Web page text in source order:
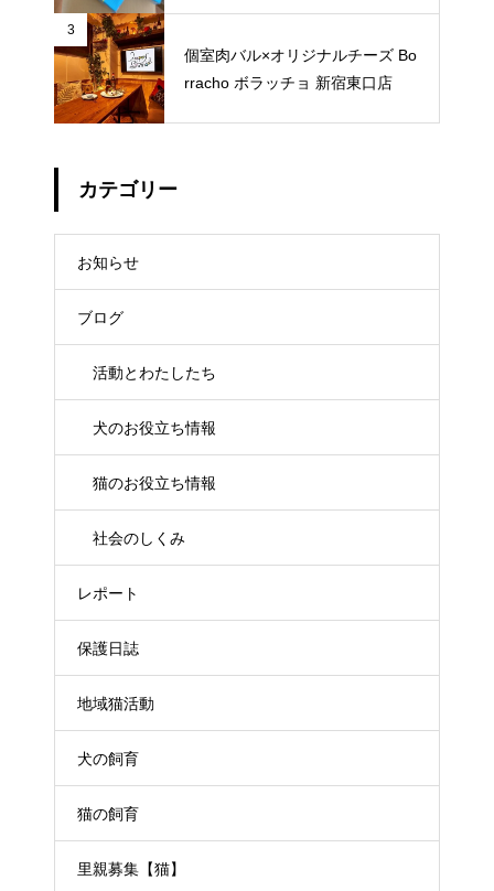
3
個室肉バル×オリジナルチーズ Bo
rracho ボラッチョ 新宿東口店
カテゴリー
お知らせ
ブログ
活動とわたしたち
犬のお役立ち情報
猫のお役立ち情報
社会のしくみ
レポート
保護日誌
地域猫活動
犬の飼育
猫の飼育
里親募集【猫】